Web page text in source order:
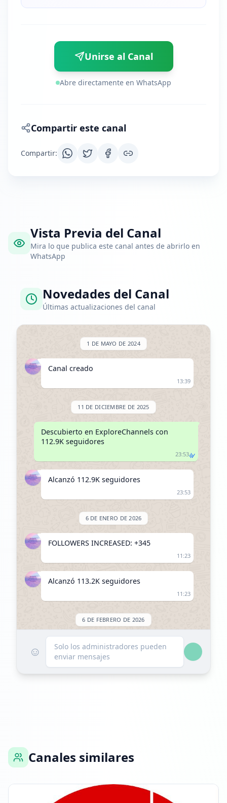
Unirse al Canal
Abre directamente en WhatsApp
Compartir este canal
Compartir:
Vista Previa del Canal
Mira lo que publica este canal antes de abrirlo en
WhatsApp
Novedades del Canal
Últimas actualizaciones del canal
1 DE MAYO DE 2024
Canal creado
13:39
11 DE DICIEMBRE DE 2025
Descubierto en ExploreChannels con
112.9K seguidores
23:53
Alcanzó 112.9K seguidores
23:53
6 DE ENERO DE 2026
FOLLOWERS INCREASED: +345
11:23
Alcanzó 113.2K seguidores
11:23
6 DE FEBRERO DE 2026
Listado en ExploreChannels
16:05
26 DE MARZO DE 2026
☺
Solo los administradores pueden
enviar mensajes
Canales similares